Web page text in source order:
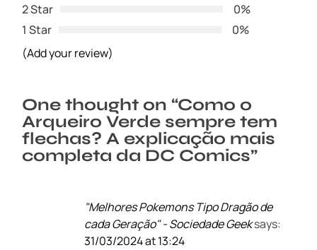
2 Star
0%
1 Star
0%
(Add your review)
One thought on “Como o
Arqueiro Verde sempre tem
flechas? A explicação mais
completa da DC Comics”
"Melhores Pokemons Tipo Dragão de
cada Geração" - Sociedade Geeksays:
31/03/2024 at 13:24